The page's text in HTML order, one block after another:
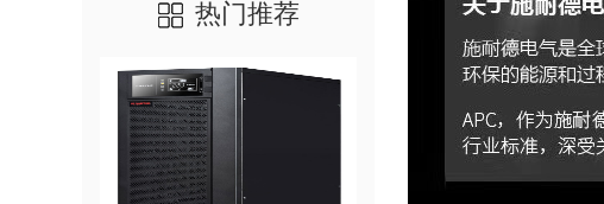
热门推荐